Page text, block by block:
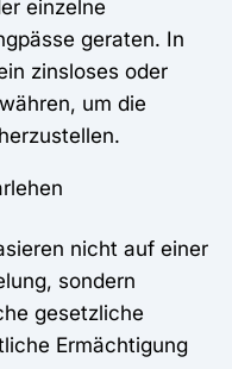
einzelne
geraten. In
zinsloses oder
um die
nicht auf einer
sondern
gesetzliche
Ermächtigung